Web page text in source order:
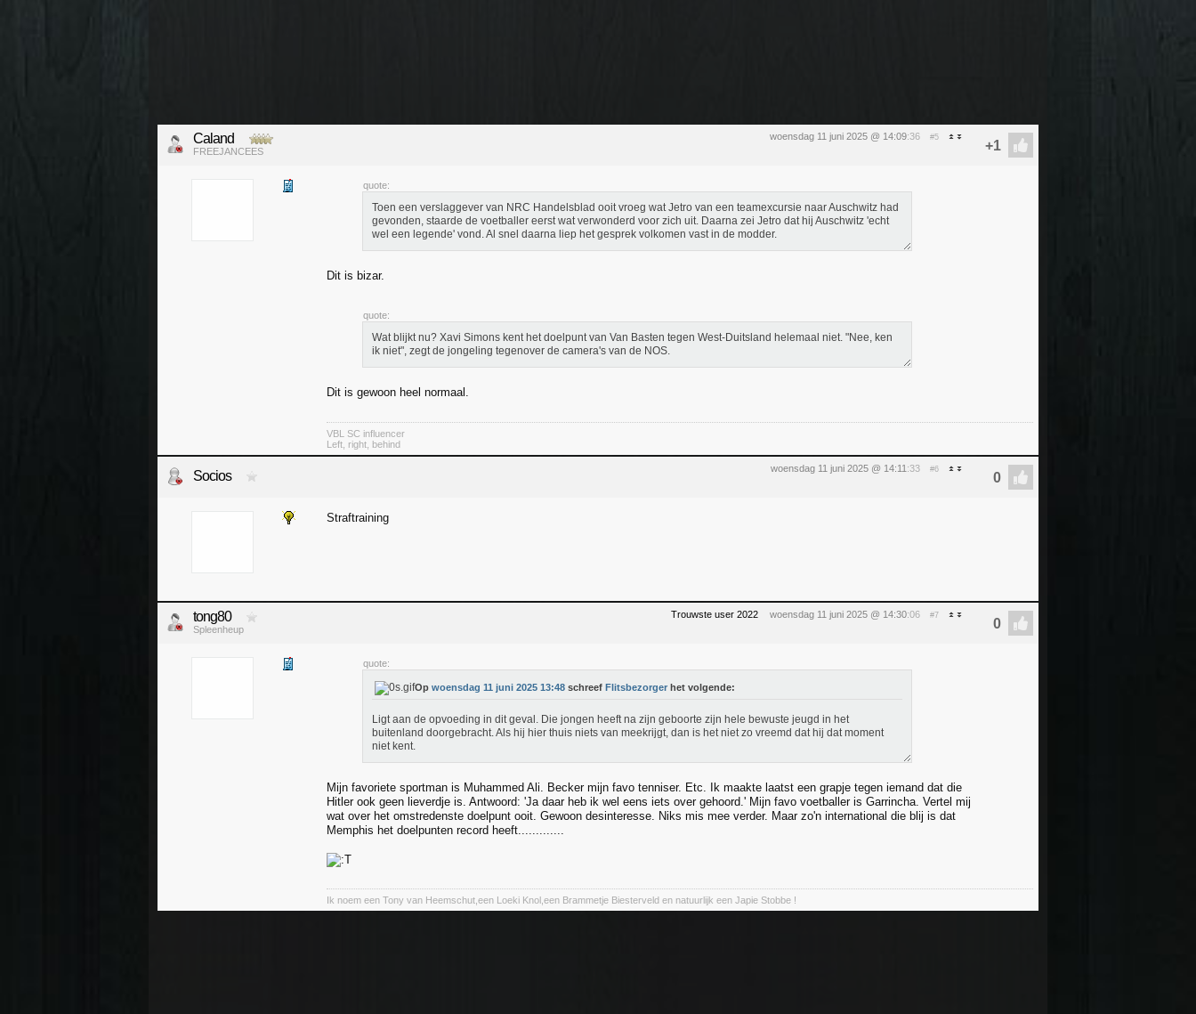
woensdag 11 juni 2025 @ 14:09:36 #5
Caland
FREEJANCEES
quote:
Toen een verslaggever van NRC Handelsblad ooit vroeg wat Jetro van een teamexcursie naar Auschwitz had
gevonden, staarde de voetballer eerst wat verwonderd voor zich uit. Daarna zei Jetro dat hij Auschwitz 'echt
wel een legende' vond. Al snel daarna liep het gesprek volkomen vast in de modder.
Dit is bizar.
quote:
Wat blijkt nu? Xavi Simons kent het doelpunt van Van Basten tegen West-Duitsland helemaal niet. "Nee, ken
ik niet", zegt de jongeling tegenover de camera's van de NOS.
Dit is gewoon heel normaal.
VBL SC influencer
Left, right, behind
woensdag 11 juni 2025 @ 14:11 :33 #6
Socios
Straftraining
Trouwste user 2022 woensdag 11 juni 2025 @ 14:30:06 #7
tong80
Spleenheup
quote:
Op woensdag 11 juni 2025 13:48 schreef Flitsbezorger het volgende:
Ligt aan de opvoeding in dit geval. Die jongen heeft na zijn geboorte zijn hele bewuste jeugd in het
buitenland doorgebracht. Als hij hier thuis niets van meekrijgt, dan is het niet zo vreemd dat hij dat moment
niet kent.
Mijn favoriete sportman is Muhammed Ali. Becker mijn favo tenniser. Etc. Ik maakte laatst een grapje tegen iemand dat die
Hitler ook geen lieverdje is. Antwoord: 'Ja daar heb ik wel eens iets over gehoord.' Mijn favo voetballer is Garrincha. Vertel mij
wat over het omstredenste doelpunt ooit. Gewoon desinteresse. Niks mis mee verder. Maar zo'n international die blij is dat
Memphis het doelpunten record heeft.............
Ik noem een Tony van Heemschut,een Loeki Knol,een Brammetje Biesterveld en natuurlijk een Japie Stobbe !